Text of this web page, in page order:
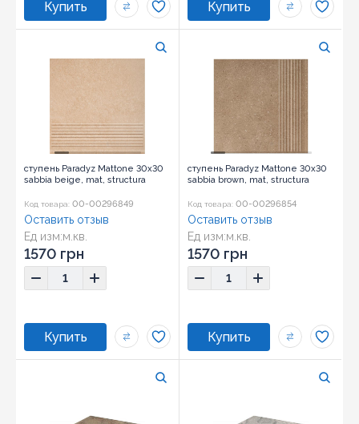
ступень Paradyz Mattone 30x30
sabbia beige, mat, structura
Код товара: 00-00296849
Ед изм:м.кв.
Оставить отзыв
1570 грн
ступень Paradyz Mattone 30x30
sabbia brown, mat, structura
Код товара: 00-00296854
Ед изм:м.кв.
Оставить отзыв
1570 грн